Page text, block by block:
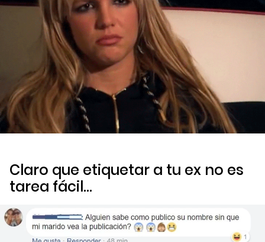
Claro que etiquetar a tu ex no es
tarea fácil…